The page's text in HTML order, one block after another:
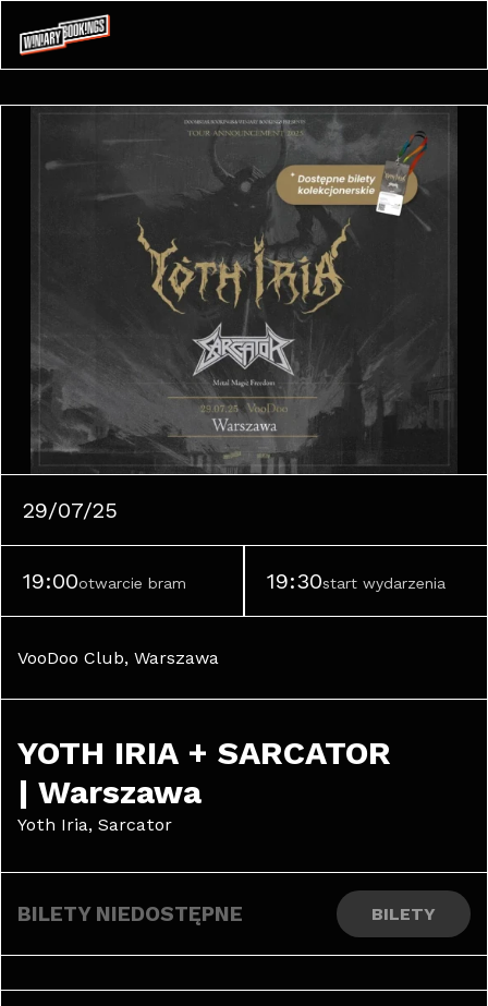
29/07/25
19:00otwarcie bram 19:30start wydarzenia
VooDoo Club, Warszawa
YOTH IRIA + SARCATOR
| Warszawa
Yoth Iria, Sarcator
BILETY NIEDOSTĘPNE BILETY